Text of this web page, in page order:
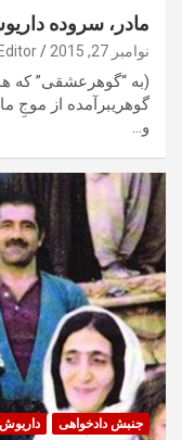
مادر، سروده
نوامبر 27, 2015 Editor
(به “گوهرعشقی” که
گوهریبرآمده از موجِ
و…
جنبش دادخواهی